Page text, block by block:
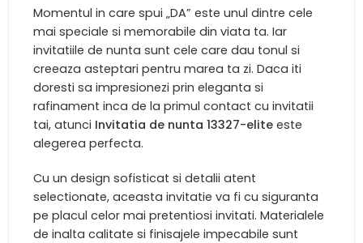
Momentul in care spui „DA” este unul dintre cele
mai speciale si memorabile din viata ta. Iar
invitatiile de nunta sunt cele care dau tonul si
creeaza asteptari pentru marea ta zi. Daca iti
doresti sa impresionezi prin eleganta si
rafinament inca de la primul contact cu invitatii
tai, atunci Invitatia de nunta 13327-elite este
alegerea perfecta.
Cu un design sofisticat si detalii atent
selectionate, aceasta invitatie va fi cu siguranta
pe placul celor mai pretentiosi invitati. Materialele
de inalta calitate si finisajele impecabile sunt